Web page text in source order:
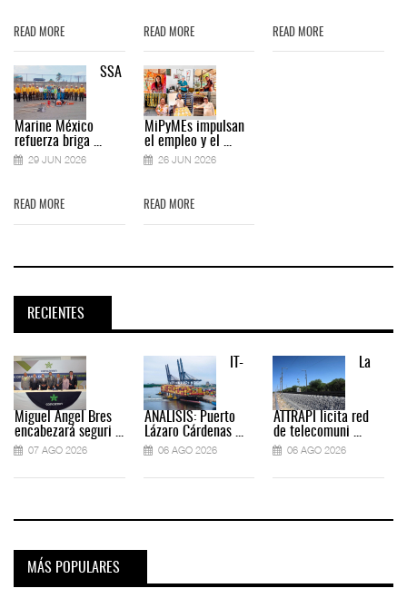
READ MORE
SSA
Marine México
refuerza briga ...
29 JUN 2026
READ MORE
READ MORE
MiPyMEs impulsan
el empleo y el ...
26 JUN 2026
READ MORE
READ MORE
RECIENTES
Miguel Ángel Bres
encabezará seguri ...
07 AGO 2026
IT-
ANÁLISIS: Puerto
Lázaro Cárdenas ...
06 AGO 2026
La
ATTRAPI licita red
de telecomuni ...
06 AGO 2026
MÁS POPULARES